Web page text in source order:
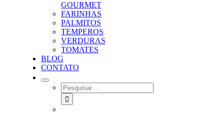
GOURMET
FARINHAS
PALMITOS
TEMPEROS
VERDURAS
TOMATES
BLOG
CONTATO
SEARCH
FOR: